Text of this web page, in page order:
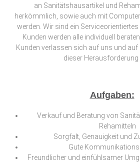
an Sanitätshausartikel und
herkömmlich, sowie auch mit
werden. Wir sind ein
Kunden werden alle individuell
Kunden verlassen sich auf uns und auf
dieser Herausforderung
Aufgaben:
Verkauf und Beratung von
Rehamitteln
Sorgfalt, Genauigkeit und
Gute
Freundlicher und einfühlsamer